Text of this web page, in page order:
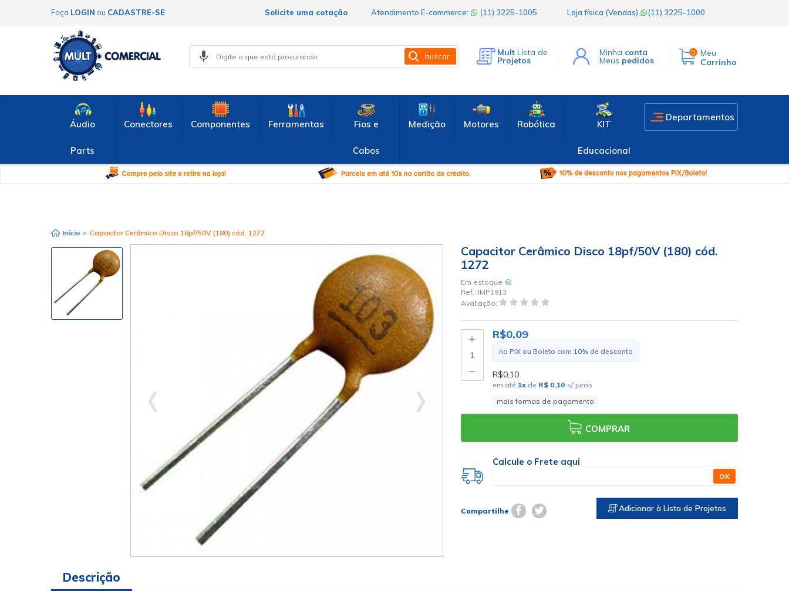
Faça LOGIN ou CADASTRE-SE Atendimento E-commerce: (11) 3225-1005 Loja física (Vendas) (11) 3225-1000
Solicite uma cotação
buscar Mult Lista de
Projetos
Minha conta
Meus pedidos
0
Meu
Carrinho
Áudio
Parts
Conectores Componentes Ferramentas Fios e
Cabos
Medição Motores Robótica KIT
Educacional
Departamentos
Início > Capacitor Cerâmico Disco 18pf/50V (180) cód. 1272
Capacitor Cerâmico Disco 18pf/50V (180) cód.
1272
Em estoque
Ref.: IMP1913
Avaliação:
R$0,09
no PIX ou Boleto com 10% de desconto
R$0,10
em até 1xde R$ 0,10 s/ juros
mais formas de pagamento
COMPRAR
Calcule o Frete aqui
OK
Compartilhe Adicionar à Lista de Projetos
Descrição